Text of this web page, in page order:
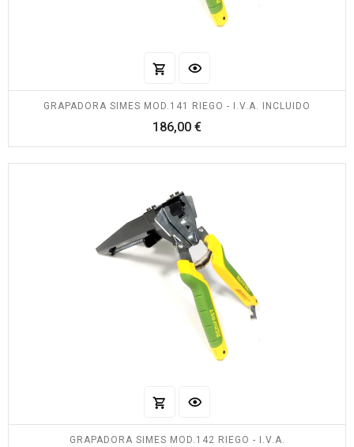
GRAPADORA SIMES MOD.141 RIEGO - I.V.A. INCLUIDO
186,00 €Precio
GRAPADORA SIMES MOD.142 RIEGO - I.V.A.